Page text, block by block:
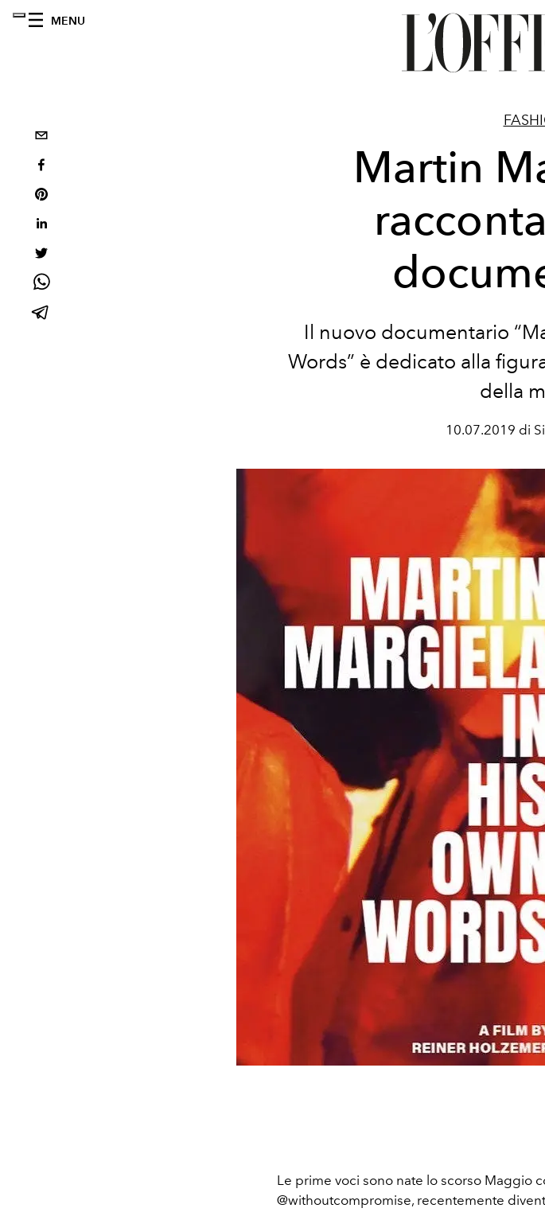
MENU
Martin
Il nuovo documentario
Words” è dedicato alla
della
10.07.2019 di
Le prime voci sono nate lo scorso Maggio
@withoutcompromise, recentemente